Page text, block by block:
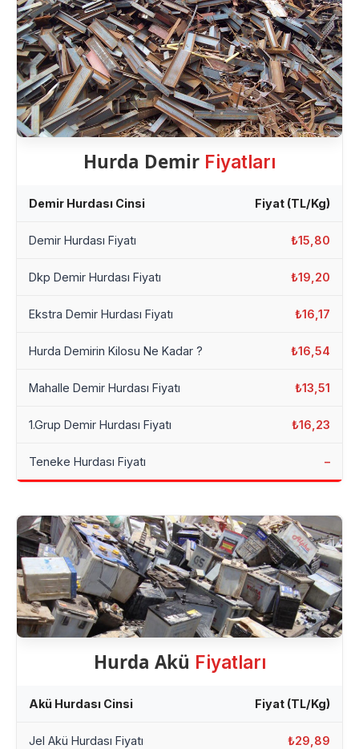
Hurda Demir Fiyatları
Demir Hurdası Cinsi Fiyat (TL/Kg)
Demir Hurdası Fiyatı ₺15,80
Dkp Demir Hurdası Fiyatı ₺19,20
Ekstra Demir Hurdası Fiyatı ₺16,17
Hurda Demirin Kilosu Ne Kadar ? ₺16,54
Mahalle Demir Hurdası Fiyatı ₺13,51
1.Grup Demir Hurdası Fiyatı ₺16,23
Teneke Hurdası Fiyatı –
Hurda Akü Fiyatları
Akü Hurdası Cinsi Fiyat (TL/Kg)
Jel Akü Hurdası Fiyatı ₺29,89